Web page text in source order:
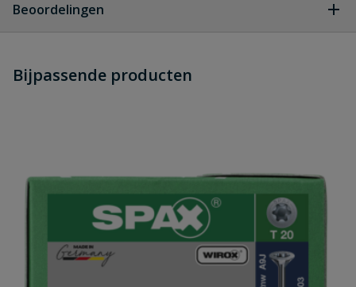
dit product?
Beoordelingen
Schrijf zelf een beoordeling
Bijpassende producten